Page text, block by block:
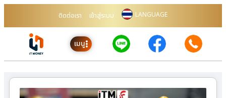
ติดต่อเรา เข้าสู่ระบบ LANGUAGE
เมนู